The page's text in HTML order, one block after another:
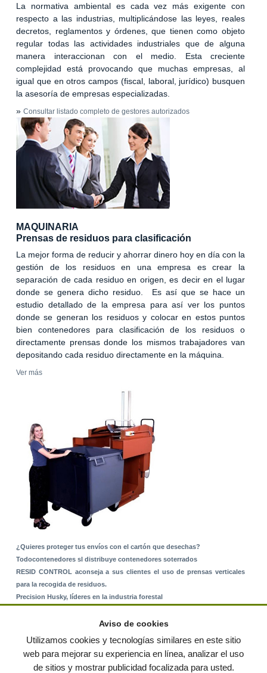
La normativa ambiental es cada vez más exigente con
respecto a las industrias, multiplicándose las leyes, reales
decretos, reglamentos y órdenes, que tienen como objeto
regular todas las actividades industriales que de alguna
manera interaccionan con el medio. Esta creciente
complejidad está provocando que muchas empresas, al
igual que en otros campos (fiscal, laboral, jurídico) busquen
la asesoría de empresas especializadas.
» Consultar listado completo de gestores autorizados
MAQUINARIA
Prensas de residuos para clasificación
La mejor forma de reducir y ahorrar dinero hoy en día con la
gestión de los residuos en una empresa es crear la
separación de cada residuo en origen, es decir en el lugar
donde se genera dicho residuo. Es así que se hace un
estudio detallado de la empresa para así ver los puntos
donde se generan los residuos y colocar en estos puntos
bien contenedores para clasificación de los residuos o
directamente prensas donde los mismos trabajadores van
depositando cada residuo directamente en la máquina.
Ver más
¿Quieres proteger tus envíos con el cartón que desechas?
Todocontenedores sl distribuye contenedores soterrados
RESID CONTROL aconseja a sus clientes el uso de prensas verticales
para la recogida de residuos.
Precision Husky, líderes en la industria forestal
Aviso de cookies
Utilizamos cookies y tecnologías similares en este sitio
web para mejorar su experiencia en línea, analizar el uso
de sitios y mostrar publicidad focalizada para usted.